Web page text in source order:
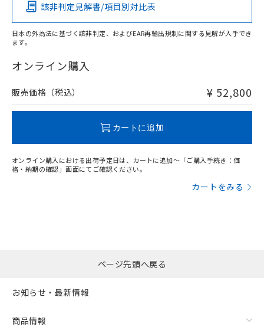
O
在庫等で未対応品が混在する可能性があります。
問い合わせください。
該非判定見解書/項目別対比表
日本の外為法に基づく該非判定、およびEAR再輸出規制に関する見解が入手でき
ます。
オンライン購入
販売価格（税込） ¥ 52,800
カートに追加
オンライン購入における出荷予定日は、カートに追加～「ご購入手続き：価
格・納期の確認」画面にてご確認ください。
カートをみる
ページ先頭へ戻る
お知らせ・最新情報
商品情報